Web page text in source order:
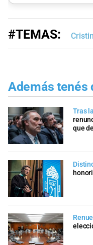
#TEMAS:
Además tenés
Tras
que